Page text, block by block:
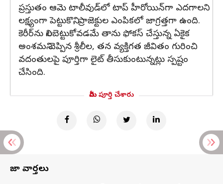
ప్రస్తుతం ఆమె టాలీవుడ్‌లో టాప్ హీరోయిన్‌గా ఎదగాలని
లక్ష్యంగా పెట్టుకొని, ప్రాజెక్టుల ఎంపికలో జాగ్రత్తగా ఉంది.
కెరీర్‌ను నిలబెట్టుకోవడమే తాను ఫోకస్ చేస్తున్న ఏకైక
అంశమని చెప్పిన శ్రీలీల, తన వ్యక్తిగత జీవితం గురించి
వదంతులపై పూర్తిగా లైట్ తీసుకుంటున్నట్లు స్పష్టం
చేసింది.
మీరు పూర్తి చేశారు
తాజా వార్తలు